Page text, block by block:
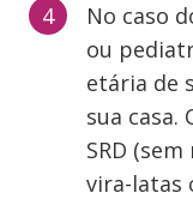
No caso
ou
etária de
sua casa.
SRD
vira-latas